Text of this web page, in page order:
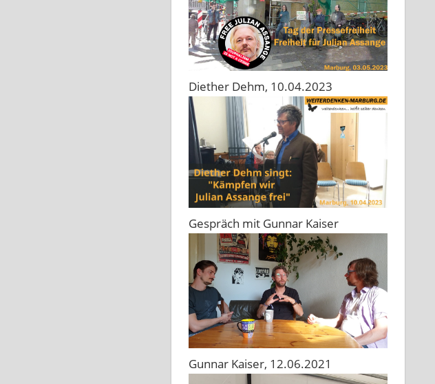
Diether Dehm, 10.04.2023
Gespräch mit Gunnar Kaiser
Gunnar Kaiser, 12.06.2021